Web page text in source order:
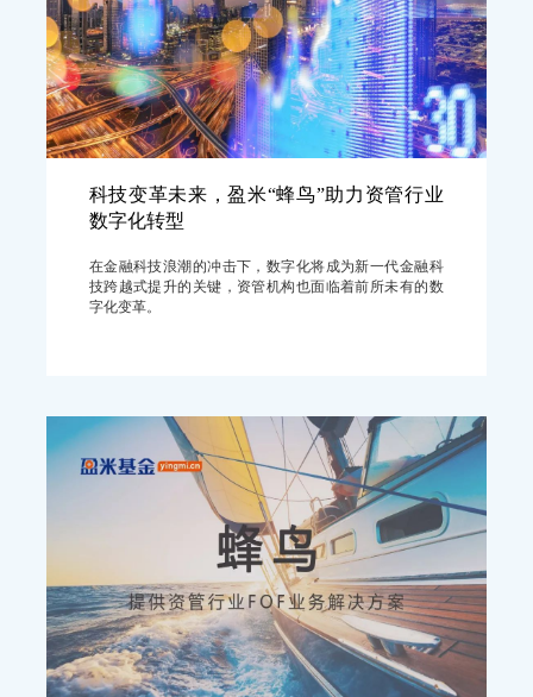
科技变革未来，盈米“蜂鸟”助力资管行业
数字化转型
在金融科技浪潮的冲击下，数字化将成为新一代金融科
技跨越式提升的关键，资管机构也面临着前所未有的数
字化变革。